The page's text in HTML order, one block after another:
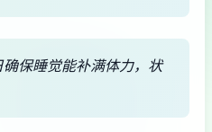
保睡觉能补满体力，状